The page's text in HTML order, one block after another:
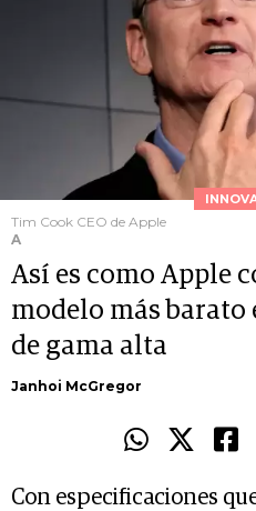
Tim Cook CEO de Apple
A
Así es como Apple
modelo más
de gama alta
Janhoi McGregor
Con especificaciones